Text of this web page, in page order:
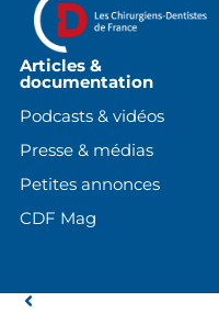
Articles &
documentation
Podcasts & vidéos
Presse & médias
Petites annonces
CDF Mag